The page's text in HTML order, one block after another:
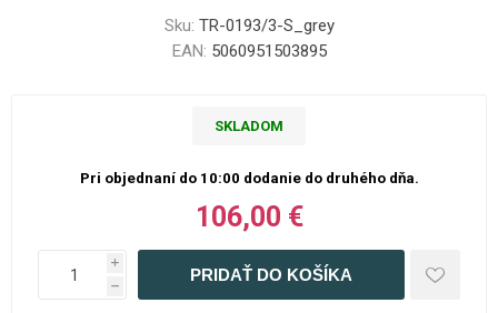
Sku: TR-0193/3-S_grey
EAN: 5060951503895
SKLADOM
Pri objednaní do 10:00 dodanie do druhého dňa.
106,00 €
i
h